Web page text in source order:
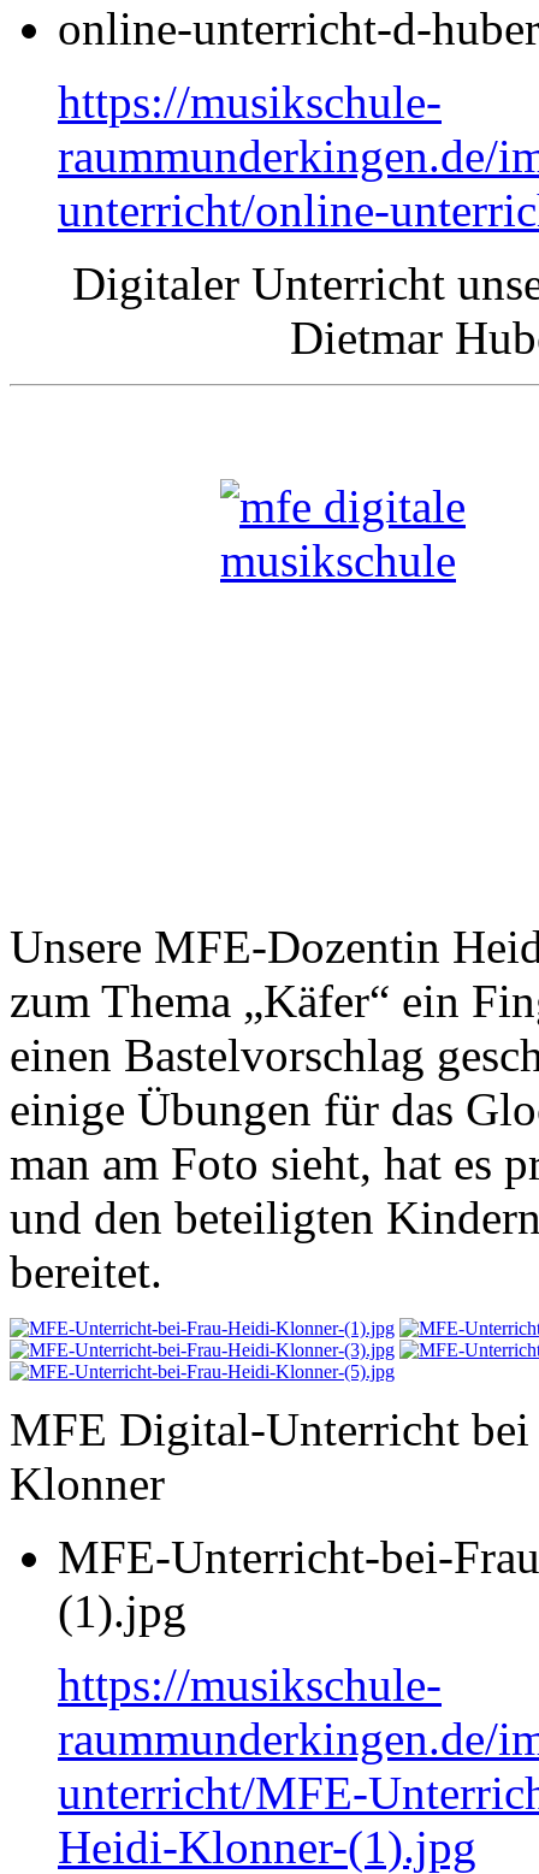
online-unterricht-d-
https://musikschule-
raummunderkingen.de/
unterricht/online-
Digitaler Unterricht
Dietmar
Unsere MFE-Dozentin
zum Thema „Käfer“ ein
einen Bastelvorschlag
einige Übungen für das
man am Foto sieht, hat es
und den beteiligten
bereitet.
MFE Digital-Unterricht
Klonner
MFE-Unterricht-bei-
(1).jpg
https://musikschule-
raummunderkingen.de/
unterricht/MFE-
Heidi-Klonner-(1).jpg